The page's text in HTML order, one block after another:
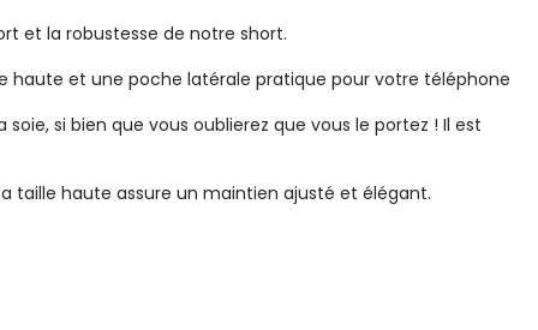
et la robustesse de notre short.
haute et une poche latérale pratique pour votre téléphone
si bien que vous oublierez que vous le portez ! Il est
haute assure un maintien ajusté et élégant.